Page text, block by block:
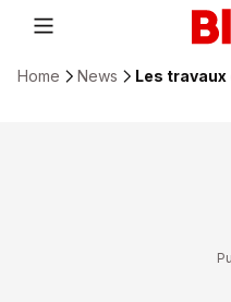
Home News Les travaux